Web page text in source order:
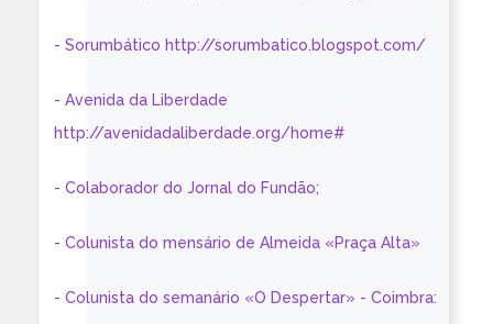
- Sorumbático http://sorumbatico.blogspot.com/
- Avenida da Liberdade
http://avenidadaliberdade.org/home#
- Colaborador do Jornal do Fundão;
- Colunista do mensário de Almeida «Praça Alta»
- Colunista do semanário «O Despertar» - Coimbra: